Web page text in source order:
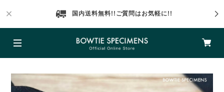
国内送料無料!!ご質問はお気軽に!!